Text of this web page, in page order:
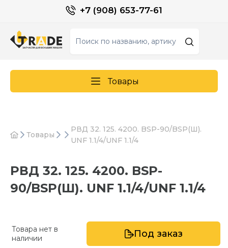
+7 (908) 653-77-61
Товары
Товары
РВД 32. 125. 4200. BSP-90/BSP(Ш).
UNF 1.1/4/UNF 1.1/4
РВД 32. 125. 4200. BSP-
90/BSP(Ш). UNF 1.1/4/UNF 1.1/4
Товара нет в
наличии
Под заказ